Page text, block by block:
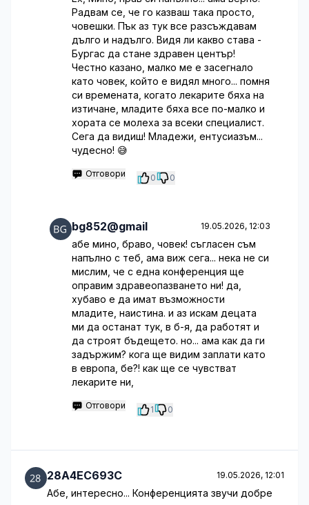
Радвам се, че го казваш така просто,
човешки. Пък аз тук все разсъждавам
дълго и надълго. Видя ли какво става -
Бургас да стане здравен център!
Честно казано, малко ме е засегнало
като човек, който е видял много... помня
си времената, когато лекарите бяха на
изтичане, младите бяха все по-малко и
хората се молеха за всеки специалист.
Сега да видиш! Младежи, ентусиазъм...
чудесно! 😅
Отговори 0 0
bg852@gmail 19.05.2026, 12:03
абе мино, браво, човек! съгласен съм
напълно с теб, ама виж сега... нека не си
мислим, че с една конференция ще
оправим здравеопазването ни! да,
хубаво е да имат възможности
младите, наистина. и аз искам децата
ми да останат тук, в б-я, да работят и
да строят бъдещето. но... ама как да ги
задържим? кога ще видим заплати като
в европа, бе?! как ще се чувстват
лекарите ни,
Отговори 1 0
28A4EC693C 19.05.2026, 12:01
Абе, интересно... Конференцията звучи добре